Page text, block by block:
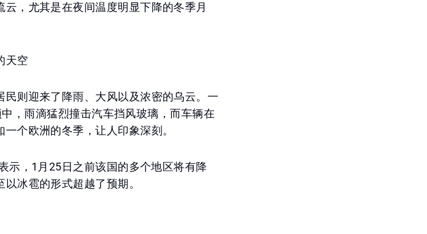
，尤其是在夜间温度明显下降的冬季月
天空
则迎来了降雨、大风以及浓密的乌云。一
，雨滴猛烈撞击汽车挡风玻璃，而车辆在
个欧洲的冬季，让人印象深刻。
示，1月25日之前该国的多个地区将有降
冰雹的形式超越了预期。